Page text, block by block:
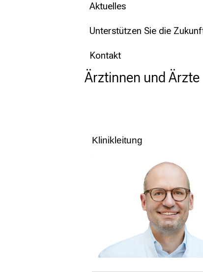
Aktuelles
Unterstützen Sie die
Kontakt
Ärztinnen und Ärzte
Klinikleitung